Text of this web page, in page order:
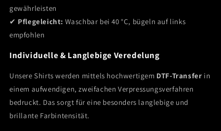
gewährleisten
✔ Pflegeleicht: Waschbar bei 40 °C, bügeln auf links
empfohlen
Individuelle & Langlebige Veredelung
Unsere Shirts werden mittels hochwertigem DTF-Transfer in
einem aufwendigen, zweifachen Verpressungsverfahren
bedruckt. Das sorgt für eine besonders langlebige und
brillante Farbintensität.